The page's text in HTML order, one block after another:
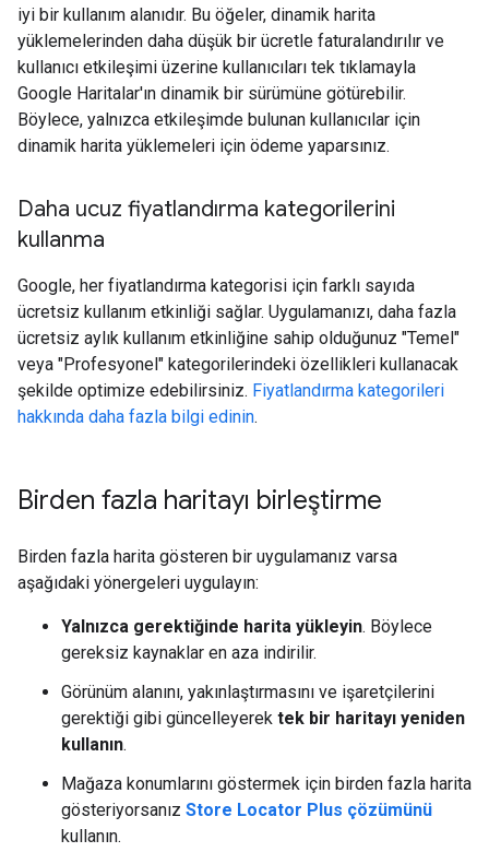
iyi bir kullanım alanıdır. Bu öğeler, dinamik harita
yüklemelerinden daha düşük bir ücretle faturalandırılır ve
kullanıcı etkileşimi üzerine kullanıcıları tek tıklamayla
Google Haritalar'ın dinamik bir sürümüne götürebilir.
Böylece, yalnızca etkileşimde bulunan kullanıcılar için
dinamik harita yüklemeleri için ödeme yaparsınız.
Daha ucuz fiyatlandırma kategorilerini
kullanma
Google, her fiyatlandırma kategorisi için farklı sayıda
ücretsiz kullanım etkinliği sağlar. Uygulamanızı, daha fazla
ücretsiz aylık kullanım etkinliğine sahip olduğunuz "Temel"
veya "Profesyonel" kategorilerindeki özellikleri kullanacak
şekilde optimize edebilirsiniz. Fiyatlandırma kategorileri
hakkında daha fazla bilgi edinin.
Birden fazla haritayı birleştirme
Birden fazla harita gösteren bir uygulamanız varsa
aşağıdaki yönergeleri uygulayın:
Yalnızca gerektiğinde harita yükleyin. Böylece
gereksiz kaynaklar en aza indirilir.
Görünüm alanını, yakınlaştırmasını ve işaretçilerini
gerektiği gibi güncelleyerek tek bir haritayı yeniden
kullanın.
Mağaza konumlarını göstermek için birden fazla harita
gösteriyorsanız Store Locator Plus çözümünü
kullanın.